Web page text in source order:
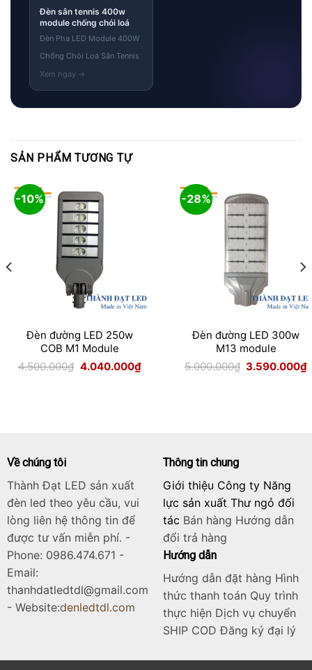
Đèn sân tennis 400w
module chống chói loá
Đèn Pha LED Module 400W
Chống Chói Loá Sân Tennis
SẢN PHẨM TƯƠNG TỰ
-10%
Đèn đường LED 250w
COB M1 Module
4.500.000₫
Giá
gốc
4.040.000₫Giá
hiện
-28%
Đèn đường LED 300w
M13 module
5.000.000₫ Giá
gốc
3.590.000₫
Về chúng tôi
Thành Đạt LED sản xuất
đèn led theo yêu cầu, vui
lòng liên hệ thông tin để
được tư vấn miễn phí. -
Phone: 0986.474.671 -
Email:
thanhdatledtdl@gmail.com
- Website:denledtdl.com
Thông tin chung
Giới thiệu Công ty Năng
lực sản xuất Thư ngỏ đối
tác Bán hàng Hướng dẫn
đổi trả hàng
Hướng dẫn
Hướng dẫn đặt hàng Hình
thức thanh toán Quy trình
thực hiện Dịch vụ chuyển
SHIP COD Đăng ký đại lý